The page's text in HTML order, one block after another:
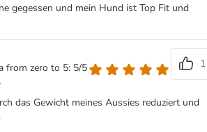
gegessen und mein Hund ist Top Fit und
from zero to 5: 5/5
1
das Gewicht meines Aussies reduziert und